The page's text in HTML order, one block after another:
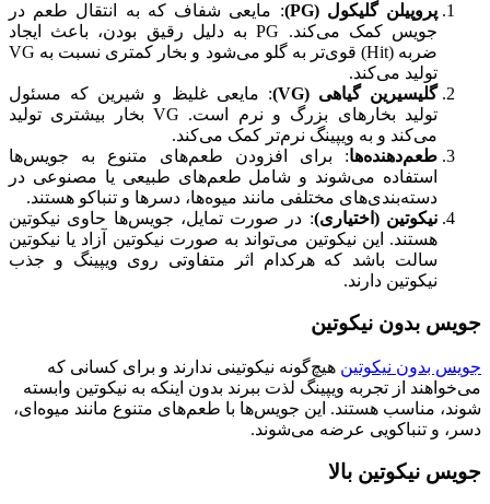
پروپیلن گلیکول (PG)
: مایعی شفاف که به انتقال طعم در
جویس کمک می‌کند. PG به دلیل رقیق بودن، باعث ایجاد
ضربه (Hit) قوی‌تر به گلو می‌شود و بخار کمتری نسبت به VG
تولید می‌کند.
گلیسیرین گیاهی (VG)
: مایعی غلیظ و شیرین که مسئول
تولید بخارهای بزرگ و نرم است. VG بخار بیشتری تولید
می‌کند و به ویپینگ نرم‌تر کمک می‌کند.
طعم‌دهنده‌ها: برای افزودن طعم‌های متنوع به جویس‌ها
استفاده می‌شوند و شامل طعم‌های طبیعی یا مصنوعی در
دسته‌بندی‌های مختلفی مانند میوه‌ها، دسرها و تنباکو هستند.
نیکوتین (اختیاری): در صورت تمایل، جویس‌ها حاوی نیکوتین
هستند. این نیکوتین می‌تواند به صورت نیکوتین آزاد یا نیکوتین
سالت باشد که هرکدام اثر متفاوتی روی ویپینگ و جذب
نیکوتین دارند.
جویس بدون نیکوتین
جویس‌ بدون نیکوتین هیچ‌گونه نیکوتینی ندارند و برای کسانی که
می‌خواهند از تجربه ویپینگ لذت ببرند بدون اینکه به نیکوتین وابسته
شوند، مناسب هستند. این جویس‌ها با طعم‌های متنوع مانند میوه‌ای،
دسر، و تنباکویی عرضه می‌شوند.
جویس نیکوتین بالا